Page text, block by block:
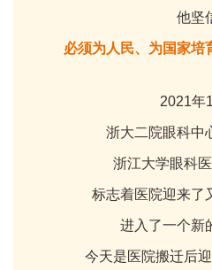
他坚
必须为人民、为国家培
2021年
浙大二院眼科中
浙江大学眼科
标志着医院迎来了
进入了一个新
今天是医院搬迁后